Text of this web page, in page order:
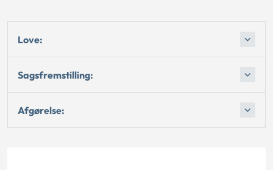
Love:
Sagsfremstilling:
Afgørelse: